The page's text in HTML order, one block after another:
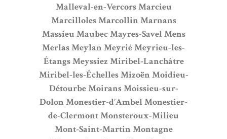
Malleval-en-VercorsMarcieu
MarcillolesMarcollin Marnans
Massieu MaubecMayres-SavelMens
MerlasMeylan MeyriéMeyrieu-les-
ÉtangsMeyssiez Miribel-Lanchâtre
Miribel-les-ÉchellesMizoën Moidieu-
DétourbeMoiransMoissieu-sur-
Dolon Monestier-d’AmbelMonestier-
de-ClermontMonsteroux-Milieu
Mont-Saint-Martin Montagne